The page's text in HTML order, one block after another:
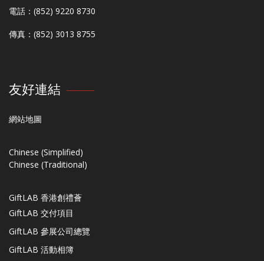
電話：(852) 9220 8730
傳真：(852) 3013 8755
友好連結
網站地圖
Chinese (Simplified)
Chinese (Traditional)
GiftLAB 香港創禮薈
GiftLAB 交付項目
GiftLAB 參展公司總覽
GiftLAB 活動相簿